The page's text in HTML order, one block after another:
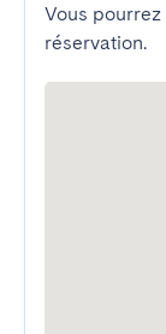
Vous
réservation.